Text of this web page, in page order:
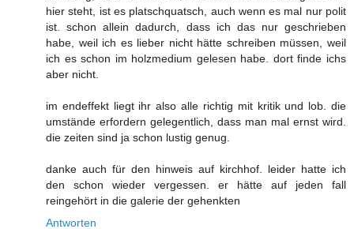
hier steht, ist es platschquatsch, auch wenn es mal nur polit
ist. schon allein dadurch, dass ich das nur geschrieben
habe, weil ich es lieber nicht hätte schreiben müssen, weil
ich es schon im holzmedium gelesen habe. dort finde ichs
aber nicht.
im endeffekt liegt ihr also alle richtig mit kritik und lob. die
umstände erfordern gelegentlich, dass man mal ernst wird.
die zeiten sind ja schon lustig genug.
danke auch für den hinweis auf kirchhof. leider hatte ich
den schon wieder vergessen. er hätte auf jeden fall
reingehört in die galerie der gehenkten
Antworten